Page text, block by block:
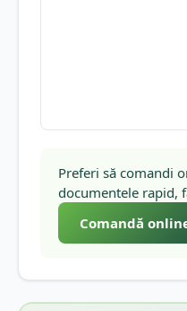
Preferi să comandi
documentele rapid,
Comandă